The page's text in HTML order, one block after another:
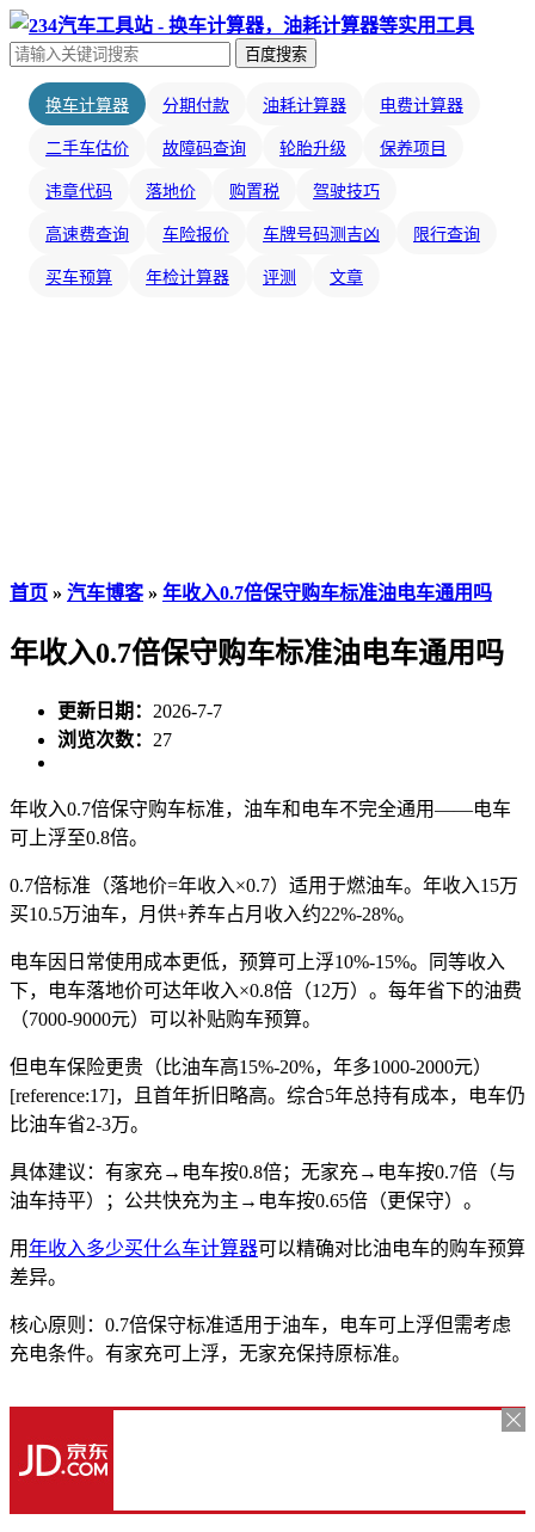
百度搜索
换车计算器 分期付款 油耗计算器 电费计算器
二手车估价 故障码查询 轮胎升级 保养项目
违章代码 落地价 购置税 驾驶技巧
高速费查询 车险报价 车牌号码测吉凶 限行查询
买车预算 年检计算器 评测 文章
首页 » 汽车博客» 年收入0.7倍保守购车标准油电车通用吗
年收入0.7倍保守购车标准油电车通用吗
更新日期： 2026-7-7
浏览次数： 27
年收入0.7倍保守购车标准，油车和电车不完全通用——电车
可上浮至0.8倍。
0.7倍标准（落地价=年收入×0.7）适用于燃油车。年收入15万
买10.5万油车，月供+养车占月收入约22%-28%。
电车因日常使用成本更低，预算可上浮10%-15%。同等收入
下，电车落地价可达年收入×0.8倍（12万）。每年省下的油费
（7000-9000元）可以补贴购车预算。
但电车保险更贵（比油车高15%-20%，年多1000-2000元）
[reference:17]，且首年折旧略高。综合5年总持有成本，电车仍
比油车省2-3万。
具体建议：有家充→电车按0.8倍；无家充→电车按0.7倍（与
油车持平）；公共快充为主→电车按0.65倍（更保守）。
用年收入多少买什么车计算器可以精确对比油电车的购车预算
差异。
核心原则：0.7倍保守标准适用于油车，电车可上浮但需考虑
充电条件。有家充可上浮，无家充保持原标准。